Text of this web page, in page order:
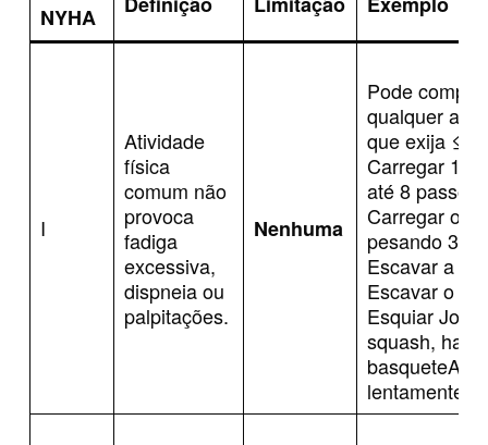
NYHA
I
Atividade
física
comum não
provoca
fadiga
excessiva,
dispneia ou
palpitações.
Nenhuma
Pode
qualquer
que exija ≤ 7
Carregar 11
até 8 passos
Carregar
pesando 36
Escavar a
Escavar o
Esquiar Jogar
squash,
lentamente a